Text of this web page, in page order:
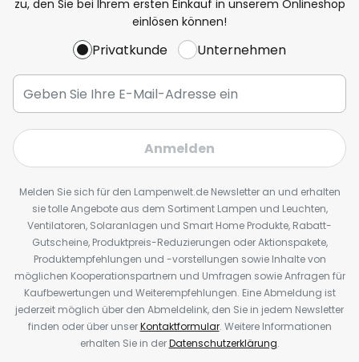
zu, den Sie bei Ihrem ersten Einkauf in unserem Onlineshop
einlösen können!
Privatkunde Unternehmen
Anmelden
Melden Sie sich für den Lampenwelt.de Newsletter an und erhalten
sie tolle Angebote aus dem Sortiment Lampen und Leuchten,
Ventilatoren, Solaranlagen und Smart Home Produkte, Rabatt-
Gutscheine, Produktpreis-Reduzierungen oder Aktionspakete,
Produktempfehlungen und -vorstellungen sowie Inhalte von
möglichen Kooperationspartnern und Umfragen sowie Anfragen für
Kaufbewertungen und Weiterempfehlungen. Eine Abmeldung ist
jederzeit möglich über den Abmeldelink, den Sie in jedem Newsletter
finden oder über unserKontaktformular. Weitere Informationen
erhalten Sie in derDatenschutzerklärung.